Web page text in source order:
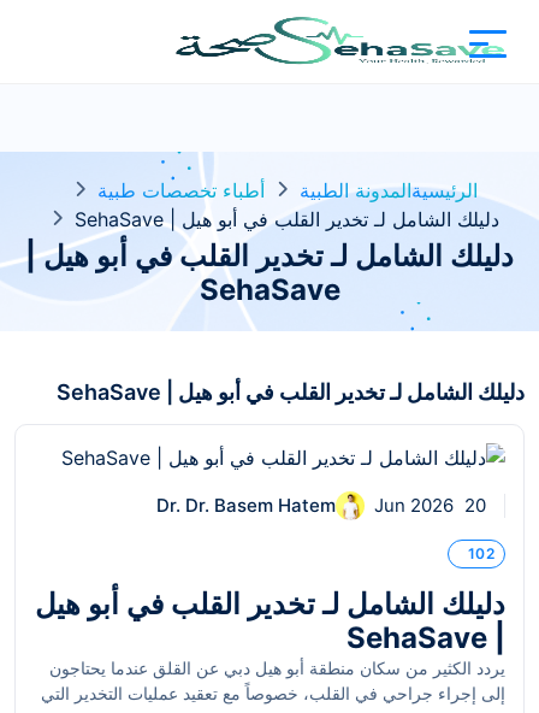
الرئيسيةالمدونة الطبية
أطباء تخصصات طبية
دليلك الشامل لـ تخدير القلب في أبو هيل | SehaSave
دليلك الشامل لـ تخدير القلب في أبو هيل |
SehaSave
دليلك الشامل لـ تخدير القلب في أبو هيل | SehaSave
20 Jun 2026
Dr. Dr. Basem Hatem
102
دليلك الشامل لـ تخدير القلب في أبو هيل
يردد الكثير من سكان منطقة أبو هيل دبي عن القلق عندما يحتاجون
إلى إجراء جراحي في القلب، خصوصاً مع تعقيد عمليات التخدير التي